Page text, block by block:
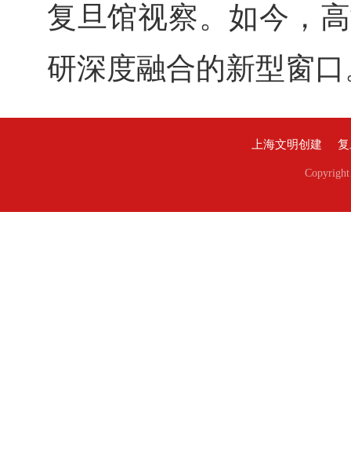
复旦馆视察。如今，
研深度融合的新型窗
上海文明创建